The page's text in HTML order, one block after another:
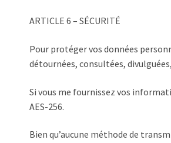
ARTICLE 6 – SÉCURITÉ
Pour protéger vos données
détournées, consultées,
Si vous me fournissez vos
AES-256.
Bien qu’aucune méthode de